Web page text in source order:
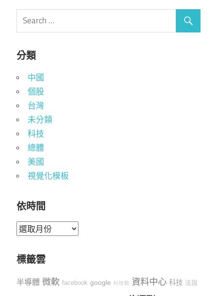
分類
中國
個股
台灣
未分類
科技
總體
美國
視覺化模板
依時間
依
間
標籤雲
半導體 微軟 facebook google 科技戰 資料中心 科技 法說